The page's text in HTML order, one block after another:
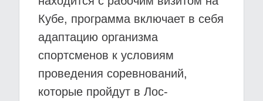
Кубе, программа включает в себя
адаптацию организма
спортсменов к условиям
проведения соревнований,
которые пройдут в Лос-